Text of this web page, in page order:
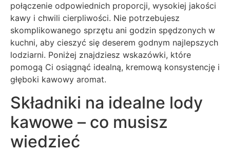
połączenie odpowiednich proporcji, wysokiej jakości
kawy i chwili cierpliwości. Nie potrzebujesz
skomplikowanego sprzętu ani godzin spędzonych w
kuchni, aby cieszyć się deserem godnym najlepszych
lodziarni. Poniżej znajdziesz wskazówki, które
pomogą Ci osiągnąć idealną, kremową konsystencję i
głęboki kawowy aromat.
Składniki na idealne lody
kawowe – co musisz
wiedzieć